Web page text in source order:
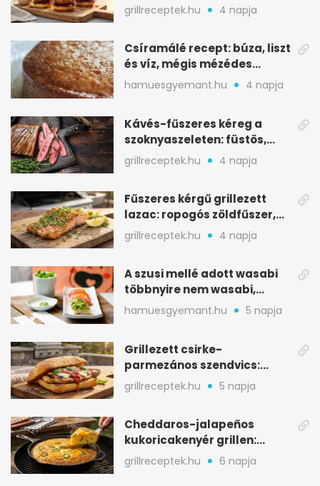
sobrasadával: csípős-
mézes falatkák
grillreceptek.hu 4 napja
Csíramálé recept: búza, liszt
és víz, mégis mézédes
sütemény
hamuesgyemant.hu 4 napja
Kávés-fűszeres kéreg a
szoknyaszeleten: füstös,
csokoládés mélység
grillreceptek.hu 4 napja
Fűszeres kérgű grillezett
lazac: ropogós zöldfűszer,
szaftos belső
grillreceptek.hu 4 napja
A szusi mellé adott wasabi
többnyire nem wasabi,
hanem fűszerkeverék
hamuesgyemant.hu 5 napja
Grillezett csirke-
parmezános szendvics:
ropogós csirke, olvadó sajt
grillreceptek.hu 5 napja
Cheddaros-jalapeños
kukoricakenyér grillen:
ropogós alj, puha belső
grillreceptek.hu 6 napja